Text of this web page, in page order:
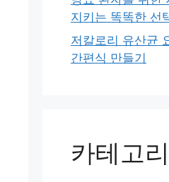
지키는 똑똑한 선
저칼로리 유산균
간편식 만들기
카테고리